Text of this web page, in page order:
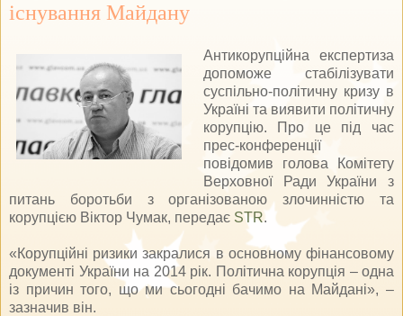
існування Майдану
Антикорупційна експертиза
допоможе стабілізувати
суспільно-політичну кризу в
Україні та виявити політичну
корупцію. Про це під час
прес-конференції
повідомив голова Комітету
Верховної Ради України з
питань боротьби з організованою злочинністю та
корупцією Віктор Чумак, передає STR.
«Корупційні ризики закралися в основному фінансовому
документі України на 2014 рік. Політична корупція – одна
із причин того, що ми сьогодні бачимо на Майдані», –
зазначив він.